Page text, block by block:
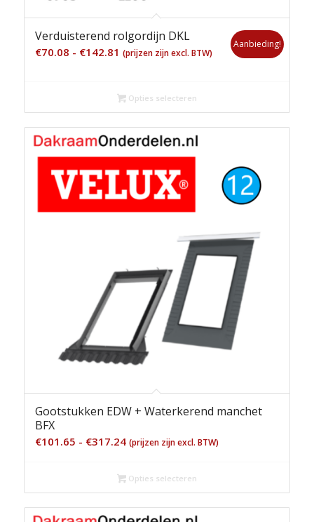
Verduisterend rolgordijn DKL
€70.08 - €142.81 Prijsklasse:
€142.81
(prijzen zijn excl. BTW)
Aanbieding!
Opties selecteren
Gootstukken EDW + Waterkerend manchet
BFX
€101.65 - €317.24Prijsklasse:
tot
€317.24
(prijzen zijn excl. BTW)
Opties selecteren